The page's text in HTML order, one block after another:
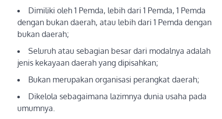
Dimiliki oleh 1 Pemda, lebih dari 1 Pemda, 1 Pemda
dengan bukan daerah, atau lebih dari 1 Pemda dengan
bukan daerah;
Seluruh atau sebagian besar dari modalnya adalah
jenis kekayaan daerah yang dipisahkan;
Bukan merupakan organisasi perangkat daerah;
Dikelola sebagaimana lazimnya dunia usaha pada
umumnya.